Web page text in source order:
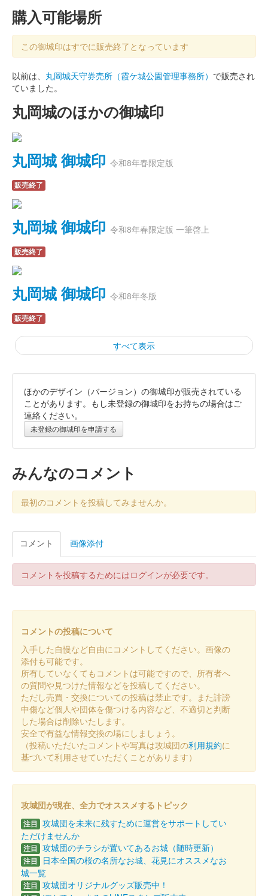
購入可能場所
この御城印はすでに販売終了となっています
以前は、 丸岡城天守券売所（霞ケ城公園管理事務所） で販売され
ていました。
丸岡城のほかの御城印
丸岡城 御城印 令和8年春限定版
販売終了
丸岡城 御城印 令和8年春限定版 一筆啓上
販売終了
丸岡城 御城印 令和8年冬版
販売終了
すべて表示
丸岡城 御城印 令和8年冬版一筆啓上
販売終了
丸岡城 御城印 令和七年秋版
販売終了
丸岡城 御城印
丸岡城 御城印 令和7年7月8月限定版（一筆啓上）
販売終了
丸岡城 御城印 令和7年 4・5月限定版
販売終了
丸岡城 御城印 令和7年 4・5月限定版 一筆啓上
販売終了
丸岡城 御城印 令和7年 春版
販売終了
ほかのデザイン（バージョン）の御城印が販売されている
ことがあります。もし未登録の御城印をお持ちの場合はご
連絡ください。
未登録の御城印を申請する
みんなのコメント
最初のコメントを投稿してみませんか。
コメント 画像添付
コメントを投稿するためにはログインが必要です。
コメントの投稿について
入手した自慢など自由にコメントしてください。画像の
添付も可能です。
所有していなくてもコメントは可能ですので、所有者へ
の質問や見つけた情報などを投稿してください。
ただし売買・交換についての投稿は禁止です。また誹謗
中傷など個人や団体を傷つける内容など、不適切と判断
した場合は削除いたします。
安全で有益な情報交換の場にしましょう。
（投稿いただいたコメントや写真は攻城団の利用規約に
基づいて利用させていただくことがあります）
攻城団が現在、全力でオススメするトピック
注目 攻城団を未来に残すために運営をサポートしてい
ただけませんか
注目 攻城団のチラシが置いてあるお城（随時更新）
注目
日本全国の桜の名所なお城、花見にオススメなお
城一覧
注目 攻城団オリジナルグッズ販売中！